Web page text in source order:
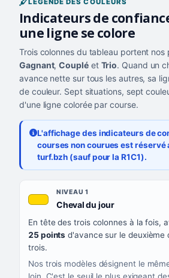
LÉGENDE DES COULEURS
Indicateurs de
une ligne se colore
Trois colonnes du tableau portent nos
Gagnant,Coupléet Trio. Quand un
avance nette sur tous les autres, sa
de couleur. Sept situations, sept
d'une ligne colorée par course.
L'affichage des indicateurs de
courses non courues est réservé
turf.bzh (sauf pour la R1C1).
QUAND LA LIGNE PREND CETTE COULEUR
CE QUE CELA VOUS DIT
NIVEAU 1
Cheval du jour, couleur
En tête des trois colonnes à la fois,
25 points d'avance sur le deuxième
trois.
Nos trois modèles désignent le